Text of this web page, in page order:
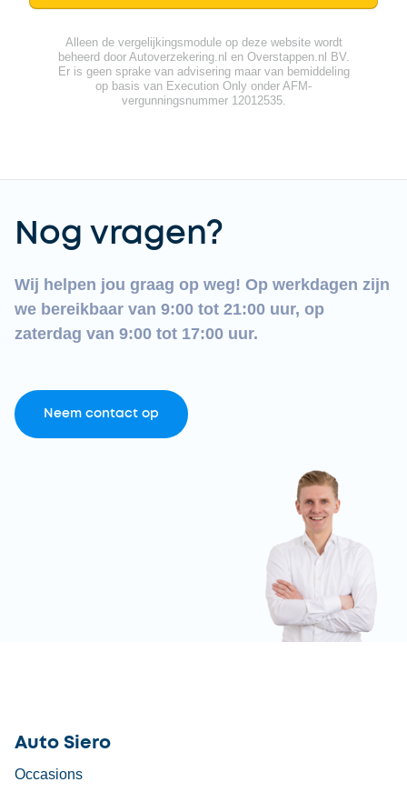
Alleen de vergelijkingsmodule op deze website wordt
beheerd door Autoverzekering.nl en Overstappen.nl BV.
Er is geen sprake van advisering maar van bemiddeling
op basis van Execution Only onder AFM-
vergunningsnummer 12012535.
Nog vragen?
Wij helpen jou graag op weg! Op werkdagen zijn
we bereikbaar van 9:00 tot 21:00 uur, op
zaterdag van 9:00 tot 17:00 uur.
Neem contact op
Auto Siero
Occasions